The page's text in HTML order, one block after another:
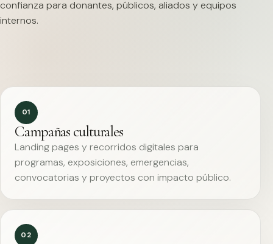
confianza para donantes, públicos, aliados y equipos
internos.
01
Campañas culturales
Landing pages y recorridos digitales para
programas, exposiciones, emergencias,
convocatorias y proyectos con impacto público.
02